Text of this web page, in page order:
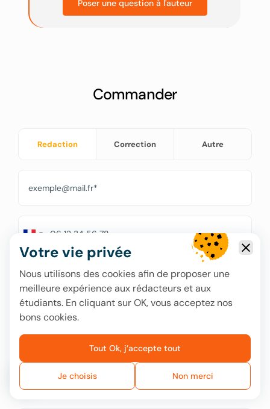
Poser une question à l'auteur
Commander
Redaction Correction Autre
Votre vie privée
Nous utilisons des cookies afin de proposer une
meilleure expérience aux rédacteurs et aux
étudiants. En cliquant sur OK, vous acceptez nos
bons cookies.
Je choisis
Tout Ok, j’accepte tout
Non merci
Avez-vous des questions ?